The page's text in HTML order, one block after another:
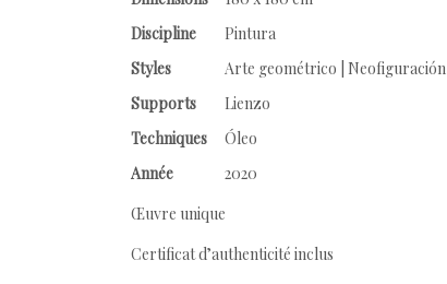
Discipline
Pintura
Styles
Arte geométrico | Neofiguración
Supports
Lienzo
Techniques
Óleo
Année
2020
Œuvre unique
Certificat d’authenticité inclus